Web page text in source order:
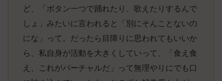
ど、「ボタン一つで踊れたり、歌えたりするんで
しょ」みたいに言われると「別にそんことないの
にな」って。だったら目障りに思われてもいいか
ら、私自身が活動を大きくしていって、「食え食
え、これがバーチャルだ」って無理やりにでも口